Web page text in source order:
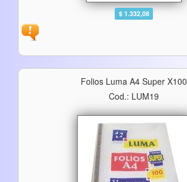
$ 1.332,08
Folios Luma A4 Super X100
Cod.: LUM19